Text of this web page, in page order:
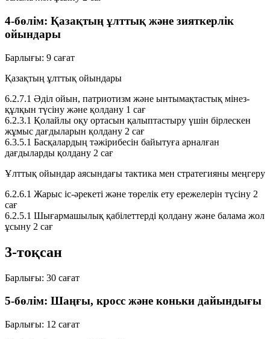
4-бөлім: Қазақтың ұлттық және зияткерлік
ойындары
Барлығы: 9 сағат
Қазақтың ұлттық ойындары
6.2.7.1 Әділ ойын, патриотизм және ынтымақтастық мінез-
құлқын түсіну және қолдану 1 сағ
6.2.3.1 Қолайлы оқу ортасын қалыптастыру үшін бірлескен
жұмыс дағдыларын қолдану 2 сағ
6.3.5.1 Басқалардың тәжірибесін байытуға арналған
дағдыларды қолдану 2 сағ
Ұлттық ойындар аясындағы тактика мен стратегияны меңгеру
6.2.6.1 Жарыс іс-әрекеті және төрелік ету ережелерін түсіну 2
сағ
6.2.5.1 Шығармашылық қабілеттерді қолдану және балама жол
ұсыну 2 сағ
3-тоқсан
Барлығы: 30 сағат
5-бөлім: Шаңғы, кросс және коньки дайындығы
Барлығы: 12 сағат